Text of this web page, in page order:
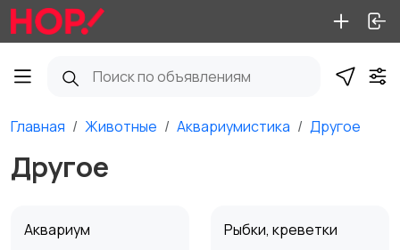
Главная Животные Аквариумистика Другое
Другое
Аквариум Рыбки, креветки